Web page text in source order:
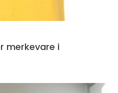
merkevare i